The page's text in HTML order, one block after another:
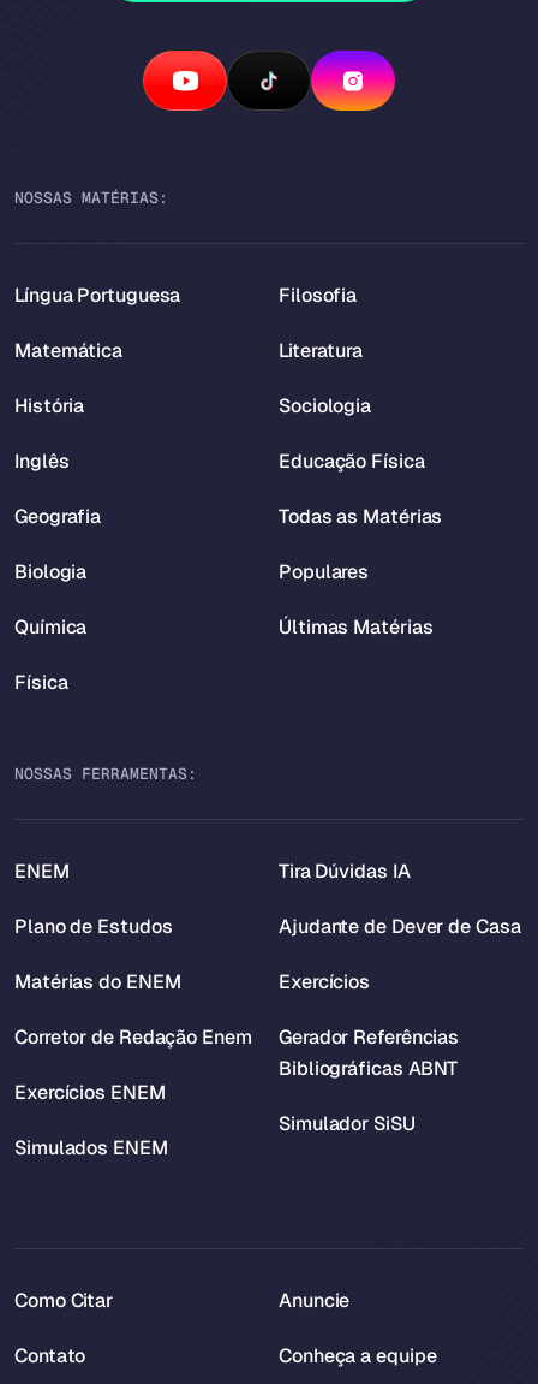
NOSSAS MATÉRIAS:
Língua Portuguesa
Matemática
História
Inglês
Geografia
Biologia
Química
Física
Filosofia
Literatura
Sociologia
Educação Física
Todas as Matérias
Populares
Últimas Matérias
NOSSAS FERRAMENTAS:
ENEM
Plano de Estudos
Matérias do ENEM
Corretor de Redação Enem
Exercícios ENEM
Simulados ENEM
Tira Dúvidas IA
Ajudante de Dever de Casa
Exercícios
Gerador Referências
Bibliográficas ABNT
Simulador SiSU
Como Citar
Contato
Anuncie
Conheça a equipe